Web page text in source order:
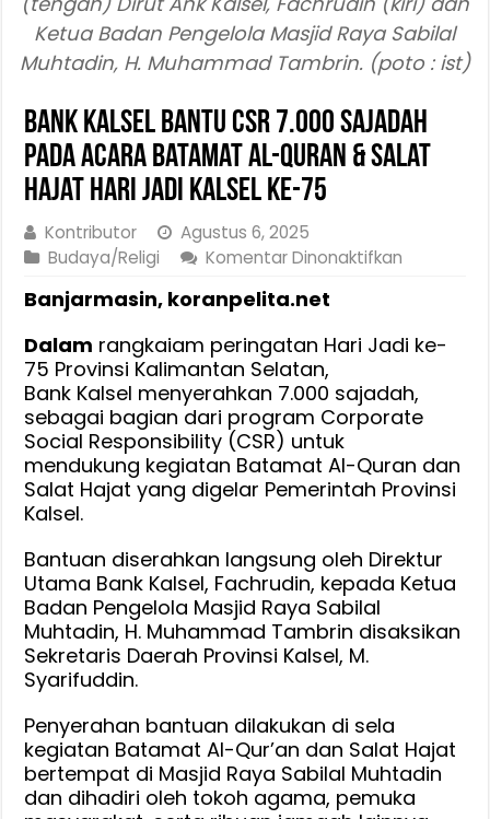
Ketua Badan Pengelola Masjid Raya Sabilal
Muhtadin, H. Muhammad Tambrin. (poto : ist)
Bank Kalsel Bantu CSR 7.000 Sajadah
Pada Acara Batamat Al-Quran & Salat
Hajat Hari Jadi Kalsel ke-75
Kontributor
Agustus 6, 2025
Budaya/Religi
Komentar Dinonaktifkan
CSR
7.000
Sajadah
Acara
Batamat
&
Salat
Hari
Banjarmasin, koranpelita.net
Dalam rangkaiam peringatan Hari Jadi ke-
75 Provinsi Kalimantan Selatan,
Bank Kalsel menyerahkan 7.000 sajadah,
sebagai bagian dari program Corporate
Social Responsibility (CSR) untuk
mendukung kegiatan Batamat Al-Quran dan
Salat Hajat yang digelar Pemerintah Provinsi
Kalsel.
Bantuan diserahkan langsung oleh Direktur
Utama Bank Kalsel, Fachrudin, kepada Ketua
Badan Pengelola Masjid Raya Sabilal
Muhtadin, H. Muhammad Tambrin disaksikan
Sekretaris Daerah Provinsi Kalsel, M.
Syarifuddin.
Penyerahan bantuan dilakukan di sela
kegiatan Batamat Al-Qur’an dan Salat Hajat
bertempat di Masjid Raya Sabilal Muhtadin
dan dihadiri oleh tokoh agama, pemuka